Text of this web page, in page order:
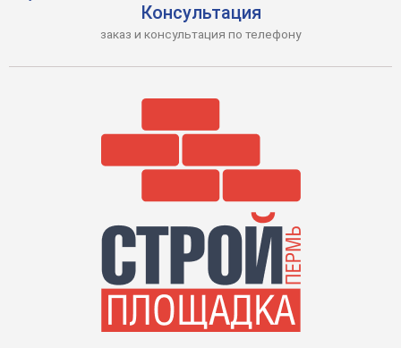
Консультация
заказ и консультация по телефону